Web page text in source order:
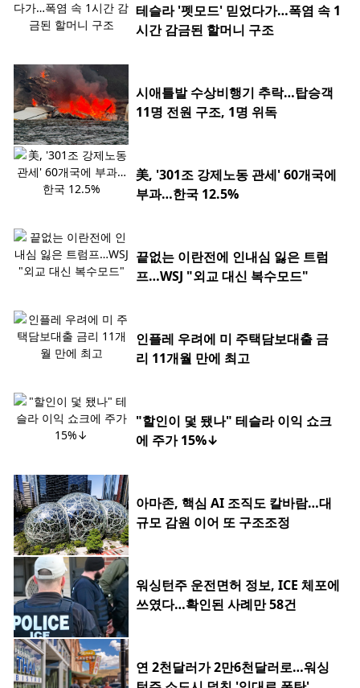
테슬라 '펫모드' 믿었다가…폭염 속 1
시간 감금된 할머니 구조
시애틀발 수상비행기 추락…탑승객
11명 전원 구조, 1명 위독
美, '301조 강제노동 관세' 60개국에
부과…한국 12.5%
끝없는 이란전에 인내심 잃은 트럼
프…WSJ "외교 대신 복수모드"
인플레 우려에 미 주택담보대출 금
리 11개월 만에 최고
"할인이 덫 됐나" 테슬라 이익 쇼크
에 주가 15%↓
아마존, 핵심 AI 조직도 칼바람…대
규모 감원 이어 또 구조조정
워싱턴주 운전면허 정보, ICE 체포에
쓰였다…확인된 사례만 58건
연 2천달러가 2만6천달러로…워싱